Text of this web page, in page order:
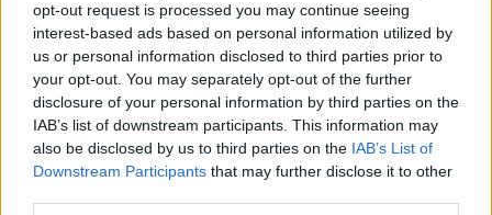
opt-out request is processed you may continue seeing
interest-based ads based on personal information utilized by
us or personal information disclosed to third parties prior to
your opt-out. You may separately opt-out of the further
disclosure of your personal information by third parties on the
IAB’s list of downstream participants. This information may
also be disclosed by us to third parties on the IAB’s List of
Downstream Participants that may further disclose it to other
Lushaku-Sadriu i bën thirrje
LVV-së: Ta konstituojmë sonte
Kuvendin
Kadrijaj: Seanca e
jashtëzakonshme mbahet
sonte, nënshkrimet janë